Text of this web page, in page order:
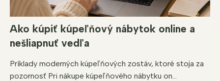
Ako kúpiť kúpeľňový nábytok online a
nešliapnuť vedľa
Príklady moderných kúpeľňových zostáv, ktoré stoja za
pozornosť Pri nákupe kúpeľňového nábytku on...